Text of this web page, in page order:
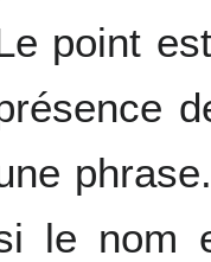
point
le nom